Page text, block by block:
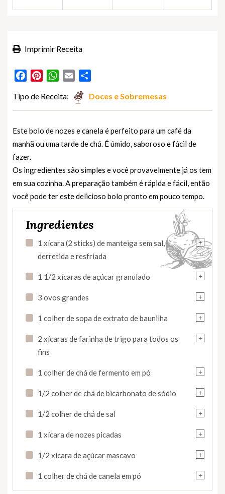
Imprimir Receita
FacebookPinterestWhatsApp
Email
Tipo de Receita: Doces e Sobremesas
Este bolo de nozes e canela é perfeito para um café da
manhã ou uma tarde de chá. É úmido, saboroso e fácil de
fazer.
Os ingredientes são simples e você provavelmente já os tem
em sua cozinha. A preparação também é rápida e fácil, então
você pode ter este delicioso bolo pronto em pouco tempo.
Ingredientes
+
1 xícara (2 sticks) de manteiga sem sal,
derretida e resfriada
+
1 1/2 xícaras de açúcar granulado
+
3 ovos grandes
+
1 colher de sopa de extrato de baunilha
+
2 xícaras de farinha de trigo para todos os
fins
+
1 colher de chá de fermento em pó
+
1/2 colher de chá de bicarbonato de sódio
+
1/2 colher de chá de sal
+
1 xícara de nozes picadas
+
1/2 xícara de açúcar mascavo
+
1 colher de chá de canela em pó